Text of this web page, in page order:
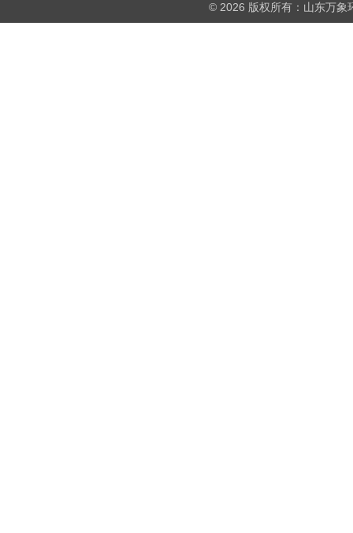
© 2026 版权所有：山东万